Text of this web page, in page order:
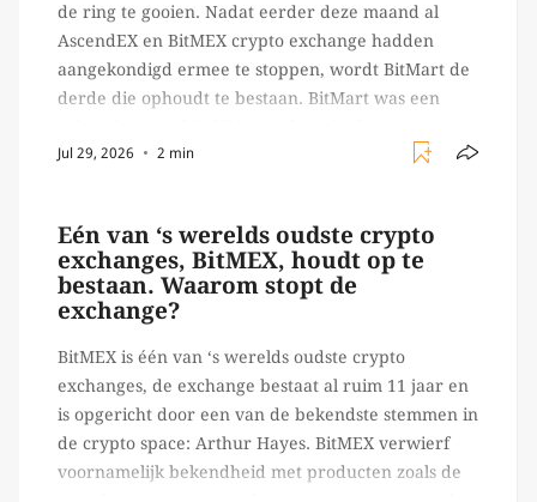
de ring te gooien. Nadat eerder deze maand al
AscendEX en BitMEX crypto exchange hadden
aangekondigd ermee te stoppen, wordt BitMart de
derde die ophoudt te bestaan. BitMart was een
crypto handelaren terecht konden om te handelen
Jul 29, 2026 2 min
Eén van ‘s werelds oudste crypto
exchanges, BitMEX, houdt op te
bestaan. Waarom stopt de
exchange?
BitMEX is één van ‘s werelds oudste crypto
exchanges, de exchange bestaat al ruim 11 jaar en
is opgericht door een van de bekendste stemmen in
de crypto space: Arthur Hayes. BitMEX verwierf
voornamelijk bekendheid met producten zoals de